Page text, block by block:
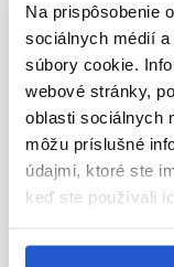
Na prispôsobenie
sociálnych médií
súbory cookie.
webové stránky,
oblasti sociálnych
môžu príslušné
údajmi, ktoré ste
keď ste používali